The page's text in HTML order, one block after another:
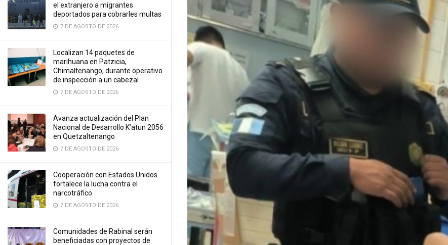
el extranjero a migrantes
deportados para cobrarles multas
7 DE AGOSTO DE 2026
Localizan 14 paquetes de
marihuana en Patzicia,
Chimaltenango, durante operativo
de inspección a un cabezal
7 DE AGOSTO DE 2026
Avanza actualización del Plan
Nacional de Desarrollo K’atun 2056
en Quetzaltenango
7 DE AGOSTO DE 2026
Cooperación con Estados Unidos
fortalece la lucha contra el
narcotráfico
7 DE AGOSTO DE 2026
Comunidades de Rabinal serán
beneficiadas con proyectos de